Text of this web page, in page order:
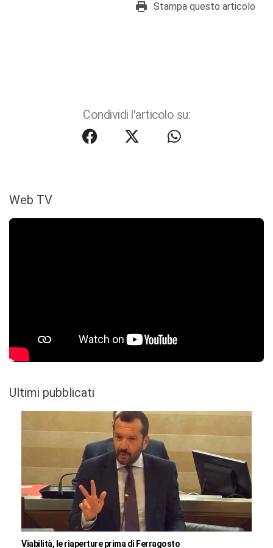
Stampa questo articolo
Condividi l'articolo su:
Web TV
Ultimi pubblicati
Viabilità, le riaperture prima di Ferragosto